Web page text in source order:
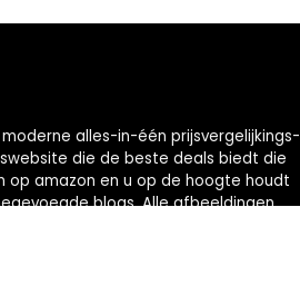
alles-in-één prijsvergelijkings-
die de beste deals biedt die
op amazon en u op de hoogte houdt
blogs. Alle afbeeldingen